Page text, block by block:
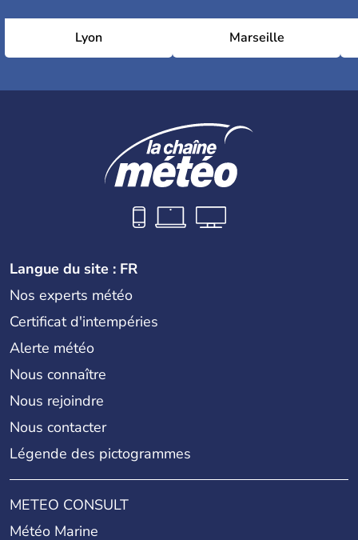
Lyon Marseille
Langue du site : FR
Nos experts météo
Certificat d'intempéries
Alerte météo
Nous connaître
Nous rejoindre
Nous contacter
Légende des pictogrammes
METEO CONSULT
Météo Marine